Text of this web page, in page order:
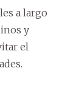
a largo
y
el